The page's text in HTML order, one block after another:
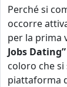
Perché si
occorre
per la prima
Jobs Dating”
coloro che
piattaforma